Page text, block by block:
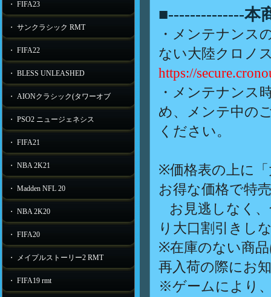
・ FIFA23
・ サンクラシック RMT
・ FIFA22
・ BLESS UNLEASHED
・ AIONクラシック(タワーオブ
・ PSO2 ニュージェネシス
・ FIFA21
・ NBA 2K21
・ Madden NFL 20
・ NBA 2K20
・ FIFA20
・ メイプルストーリー2 RMT
・ FIFA19 rmt
■--------------本
・メンテナンス
ない大陸クロノ
https://
・メンテナンス
め、メンテ中の
ください。
※価格表の上に
お得な価格で特
お見逃しなく
り大口割引きし
※在庫のない商
再入荷の際にお
※ゲームにより